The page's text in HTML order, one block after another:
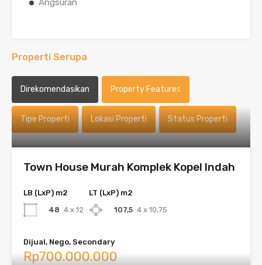
Angsuran
Properti Serupa
Direkomendasikan Property Features
Tipe Properti Lokasi Properti Status Properti
Town House Murah Komplek Kopel Indah
LB (LxP) m2
48 4 x 12
LT (LxP) m2
107,5 4 x 10,75
Dijual, Nego, Secondary
Rp700.000.000